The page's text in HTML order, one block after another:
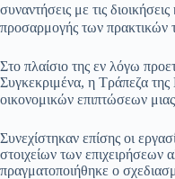
συναντήσεις με τις
προσαρμογής των πρακτικών
Στο πλαίσιο της εν λόγω
Συγκεκριμένα, η Τράπεζα
οικονομικών επιπτώσεων
Συνεχίστηκαν επίσης οι
στοιχείων των επιχειρήσεων
πραγματοποιήθηκε ο